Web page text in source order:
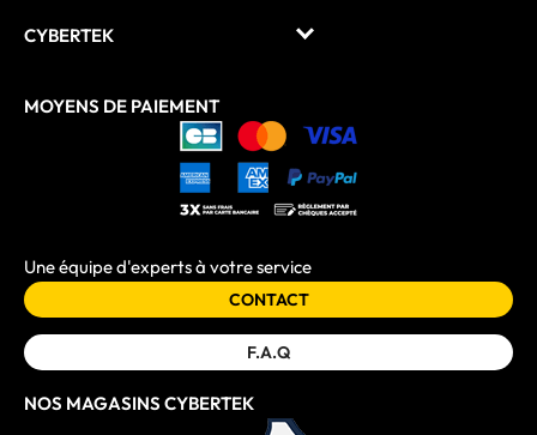
CYBERTEK
MOYENS DE PAIEMENT
Une équipe d'experts à votre service
CONTACT
F.A.Q
NOS MAGASINS CYBERTEK